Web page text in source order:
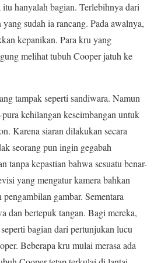
hanyalah bagian. Terlebihnya dari
sudah ia rancang. Pada awalnya,
kepanikan. Para kru yang
melihat tubuh Cooper jatuh ke
tampak seperti sandiwara. Namun
kehilangan keseimbangan untuk
Karena siaran dilakukan secara
seorang pun ingin gegabah
tanpa kepastian bahwa sesuatu benar-
yang mengatur kamera bahkan
gambar. Sementara
dan bertepuk tangan. Bagi mereka,
bagian dari pertunjukan lucu
Beberapa kru mulai merasa ada